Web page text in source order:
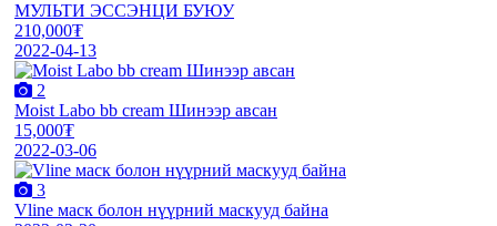
МУЛЬТИ ЭССЭНЦИ БУЮУ
210,000₮
2022-04-13
2
Moist Labo bb cream Шинээр авсан
15,000₮
2022-03-06
3
Vline маск болон нүүрний маскууд байна